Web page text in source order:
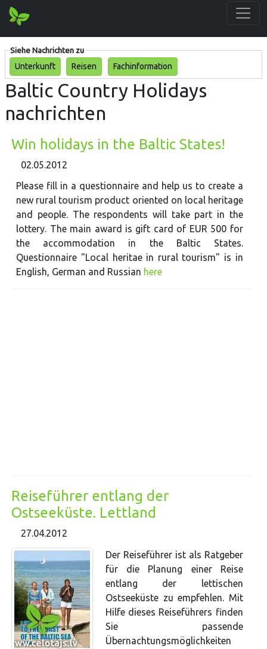
Siehe Nachrichten zu
Unterkunft
Reisen Fachinformation
Baltic Country Holidays
nachrichten
Win holidays in the Baltic States!
02.05.2012
Please fill in a questionnaire and help us to create a
new rural tourism product oriented on local heritage
and people. The respondents will take part in the
lottery. The main award is gift card of EUR 500 for
the accommodation in the Baltic States.
Questionnaire "Local heritae in rural tourism" is in
English, German and Russian here
Reiseführer entlang der
Ostseeküste. Lettland
27.04.2012
Der Reiseführer ist als Ratgeber
für die Planung einer Reise
entlang der lettischen
Ostseeküste zu empfehlen. Mit
Hilfe dieses Reiseführers finden
Sie passende
Übernachtungsmöglichkeiten